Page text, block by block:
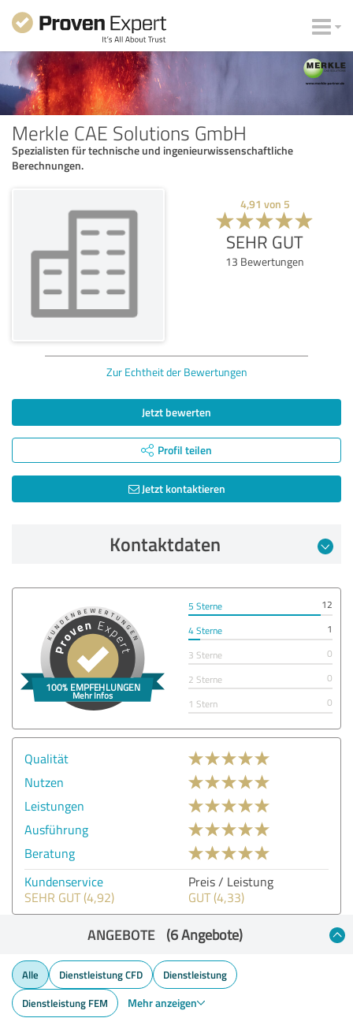
Merkle CAE Solutions GmbH
Spezialisten für technische und ingenieurwissenschaftliche
Berechnungen.
4,91 von 5
SEHR GUT
13 Bewertungen
Zur Echtheit der Bewertungen
Jetzt bewerten
Profil teilen
Jetzt kontaktieren
Kontaktdaten
5 Sterne
12
4 Sterne
1
3 Sterne
0
2 Sterne
0
1 Stern
0
Qualität
Nutzen
Leistungen
Ausführung
Beratung
Kundenservice
SEHR GUT (4,92)
Preis / Leistung
GUT (4,33)
ANGEBOTE (6 Angebote)
Alle Dienstleistung CFD
Dienstleistung
Dienstleistung FEM
Mehr anzeigen